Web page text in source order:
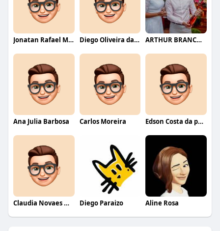
Jonatan Rafael Mello Diego Oliveira da Motta ARTHUR BRANCO FERNANDES
Ana Julia Barbosa Carlos Moreira Edson Costa da paixão
Claudia Novaes Novaes Diego Paraizo Aline Rosa